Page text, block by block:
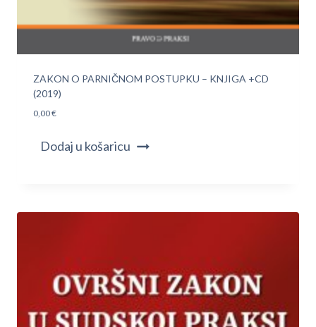
ZAKON O PARNIČNOM POSTUPKU – KNJIGA +CD
(2019)
0,00€
Dodaj u košaricu